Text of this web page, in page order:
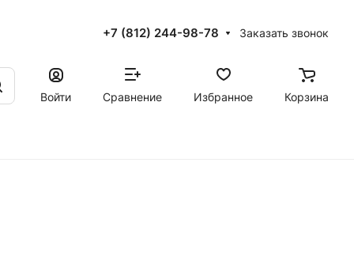
+7 (812) 244-98-78 Заказать звонок
Войти
Сравнение Избранное Корзина